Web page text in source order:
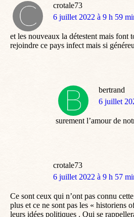
crotale73
dit
6 juillet 2022 à 9 h 59
et les nouveaux la détestent mais font
rejoindre ce pays infect mais si
bertrand
dit
6 juillet
surement l’amour de
crotale73
dit
6 juillet 2022 à 9 h 57
Ce sont ceux qui n’ont pas connu
plus et ce ne sont pas les « historiens
leurs idées politiques . Qui se